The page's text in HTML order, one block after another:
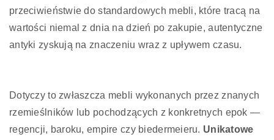
przeciwieństwie do standardowych mebli, które tracą na
wartości niemal z dnia na dzień po zakupie, autentyczne
antyki zyskują na znaczeniu wraz z upływem czasu.
Dotyczy to zwłaszcza mebli wykonanych przez znanych
rzemieślników lub pochodzących z konkretnych epok —
regencji, baroku, empire czy biedermeieru. Unikatowe